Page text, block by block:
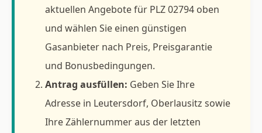
aktuellen Angebote für PLZ 02794 oben
und wählen Sie einen günstigen
Gasanbieter nach Preis, Preisgarantie
und Bonusbedingungen.
Antrag ausfüllen: Geben Sie Ihre
Adresse in Leutersdorf, Oberlausitz sowie
Ihre Zählernummer aus der letzten